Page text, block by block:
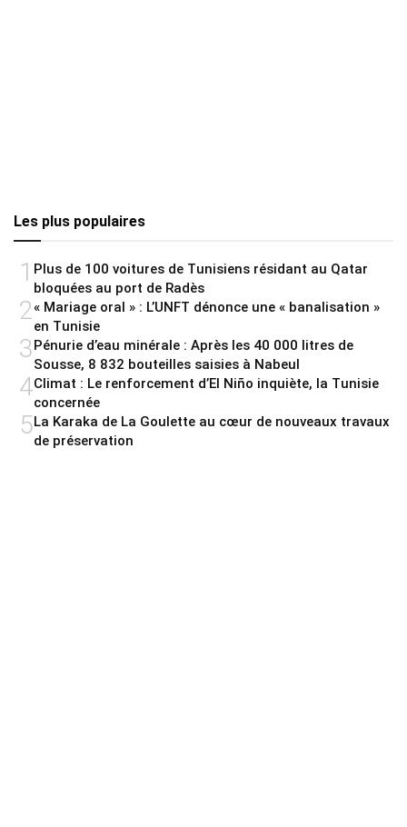
Les plus populaires
1 Plus de 100 voitures de Tunisiens résidant au Qatar
bloquées au port de Radès
2« Mariage oral » : L’UNFT dénonce une « banalisation »
en Tunisie
3Pénurie d’eau minérale : Après les 40 000 litres de
Sousse, 8 832 bouteilles saisies à Nabeul
4Climat : Le renforcement d’El Niño inquiète, la Tunisie
concernée
5La Karaka de La Goulette au cœur de nouveaux travaux
de préservation